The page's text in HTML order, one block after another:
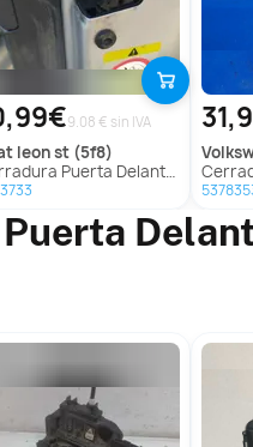
9.08 € sin IVA
leon st (5f8)
Puerta Delantera Derecha para Seat Leon St (5F8)
Cerradura